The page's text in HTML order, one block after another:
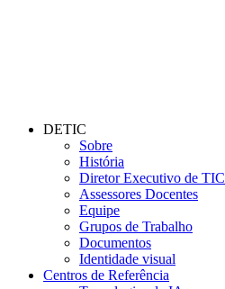
DETIC
Sobre
História
Diretor Executivo de TIC
Assessores Docentes
Equipe
Grupos de Trabalho
Documentos
Identidade visual
Centros de Referência